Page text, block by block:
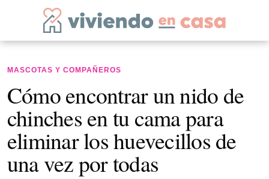
MASCOTAS Y COMPAÑEROS
Cómo encontrar un nido de
chinches en tu cama para
eliminar los huevecillos de
una vez por todas